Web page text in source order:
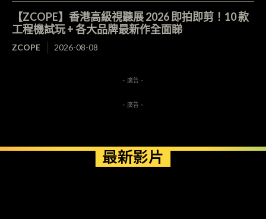
【ZCOPE】香港高級視聽展 2026 即拍即剪！10 款
工程機試玩 + 各大品牌最新作全面睇
ZCOPE 2026-08-08
- 廣告 -
- 廣告 -
最新影片